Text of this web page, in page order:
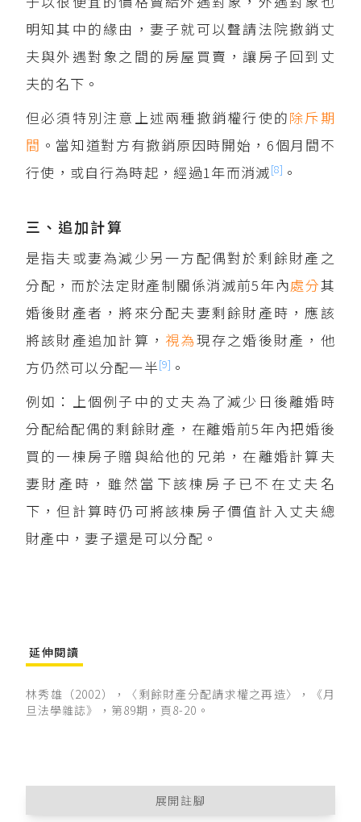
明知其中的緣由，妻子就可以聲請法院撤銷丈
夫與外遇對象之間的房屋買賣，讓房子回到丈
夫的名下。
但必須特別注意上述兩種撤銷權行使的除斥期
間 。當知道對方有撤銷原因時開始，6個月間不
行使，或自行為時起，經過1年而消滅[8] 。
三、追加計算
是指夫或妻為減少另一方配偶對於剩餘財產之
分配，而於法定財產制關係消滅前5年內處分其
婚後財產者，將來分配夫妻剩餘財產時，應該
將該財產追加計算， 視為現存之婚後財產，他
方仍然可以分配一半[9] 。
例如：上個例子中的丈夫為了減少日後離婚時
分配給配偶的剩餘財產，在離婚前5年內把婚後
買的一棟房子贈與給他的兄弟，在離婚計算夫
妻財產時，雖然當下該棟房子已不在丈夫名
下，但計算時仍可將該棟房子價值計入丈夫總
財產中，妻子還是可以分配。
延伸閱讀
林秀雄（2002），〈剩餘財產分配請求權之再造〉，《月
旦法學雜誌》，第89期，頁8-20。
展開註腳